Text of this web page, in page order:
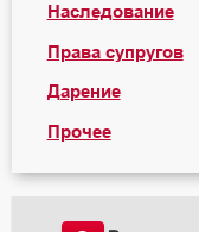
Наследование
Права супругов
Дарение
Прочее